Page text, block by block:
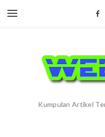
Kumpulan Artikel